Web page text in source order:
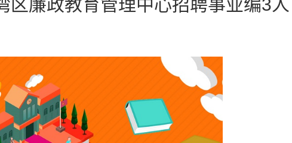
区廉政教育管理中心招聘事业编3人